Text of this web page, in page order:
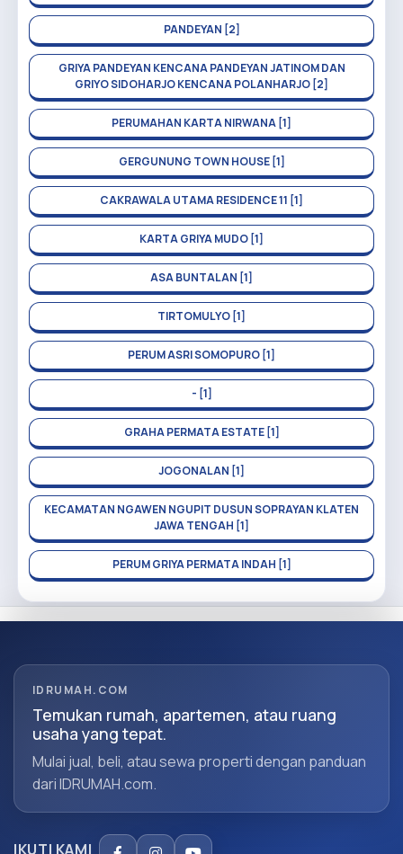
PANDEYAN [2]
GRIYA PANDEYAN KENCANA PANDEYAN JATINOM DAN
GRIYO SIDOHARJO KENCANA POLANHARJO [2]
PERUMAHAN KARTA NIRWANA [1]
GERGUNUNG TOWN HOUSE [1]
CAKRAWALA UTAMA RESIDENCE 11 [1]
KARTA GRIYA MUDO [1]
ASA BUNTALAN [1]
TIRTOMULYO [1]
PERUM ASRI SOMOPURO [1]
- [1]
GRAHA PERMATA ESTATE [1]
JOGONALAN [1]
KECAMATAN NGAWEN NGUPIT DUSUN SOPRAYAN KLATEN
JAWA TENGAH [1]
PERUM GRIYA PERMATA INDAH [1]
IDRUMAH.COM
Temukan rumah, apartemen, atau ruang
usaha yang tepat.
Mulai jual, beli, atau sewa properti dengan panduan
dari IDRUMAH.com.
IKUTI KAMI